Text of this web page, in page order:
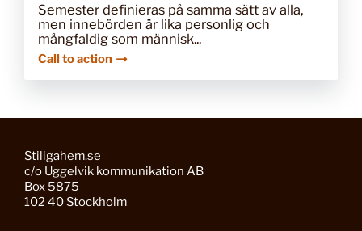
Semester definieras på samma sätt av alla,
men innebörden är lika personlig och
mångfaldig som människ...
Call to action
Stiligahem.se
c/o Uggelvik kommunikation AB
Box 5875
102 40 Stockholm